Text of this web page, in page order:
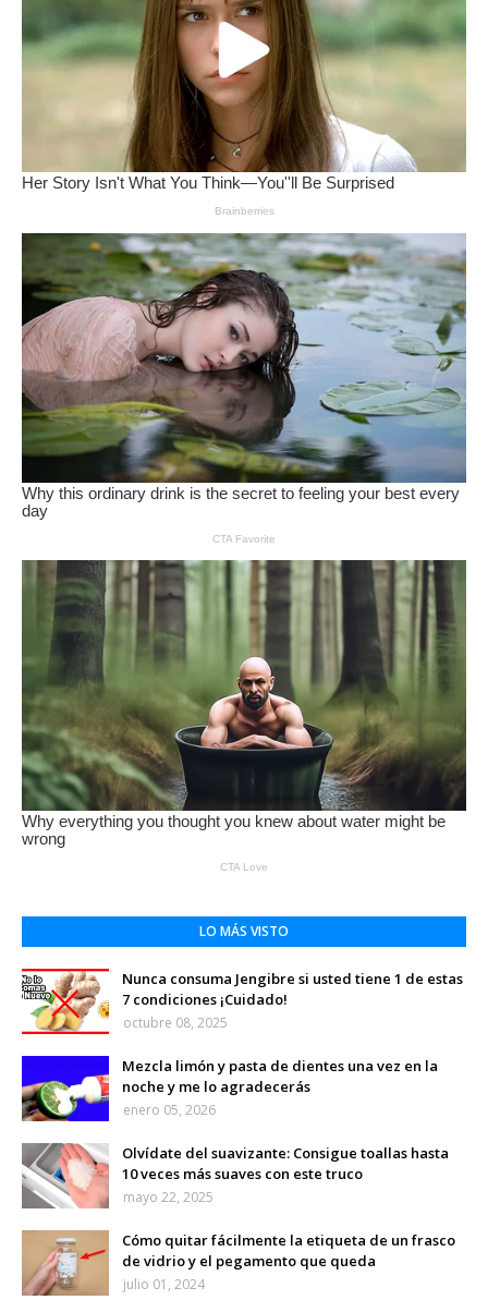
LO MÁS VISTO
Nunca consuma Jengibre si usted tiene 1 de estas
7 condiciones ¡Cuidado!
octubre 08, 2025
Mezcla limón y pasta de dientes una vez en la
noche y me lo agradecerás
enero 05, 2026
Olvídate del suavizante: Consigue toallas hasta
10 veces más suaves con este truco
mayo 22, 2025
Cómo quitar fácilmente la etiqueta de un frasco
de vidrio y el pegamento que queda
julio 01, 2024